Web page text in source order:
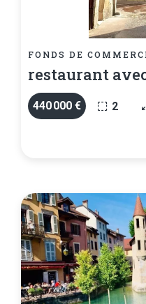
FONDS DE
restaurant
440 000 € 2